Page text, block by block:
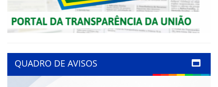
QUADRO DE AVISOS